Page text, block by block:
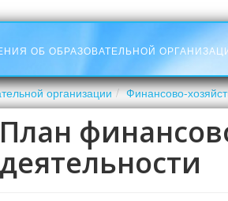
ОБ ОБРАЗОВАТЕЛЬНОЙ
организации Финансово-
План
деятельности